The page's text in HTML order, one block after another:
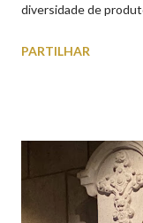
diversidade de
cobres entre muitos
(2019.10.25) Feira
Feira Semanal em
em Viana do Castelo
PARTILHAR